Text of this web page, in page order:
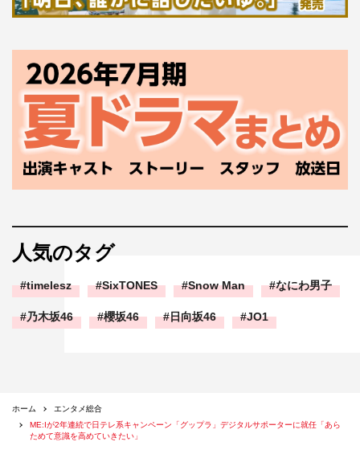
人気のタグ
timelesz SixTONES Snow Man なにわ男子
乃木坂46 櫻坂46 日向坂46 JO1
ホーム
エンタメ総合
ME:Iが2年連続で日テレ系キャンペーン「グップラ」デジタルサポーターに就任「あら
ためて意識を高めていきたい」